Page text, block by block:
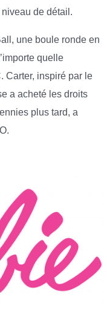
de détail.
une boule ronde en
quelle
Carter, inspiré par le
a acheté les droits
plus tard, a